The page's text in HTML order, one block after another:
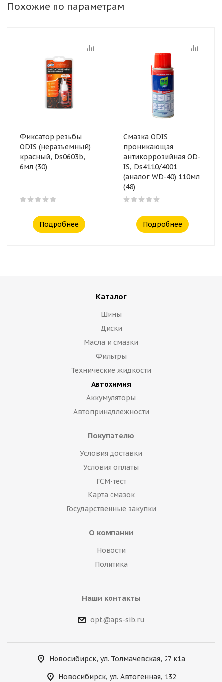
Похожие по параметрам
Фиксатор резьбы
ODIS (неразъемный)
красный, Ds0603b,
6мл (30)
Подробнее
Смазка ODIS
проникающая
антикоррозийная OD-
IS, Ds4110/4001
(аналог WD-40) 110мл
(48)
Подробнее
Каталог
Шины
Диски
Масла и смазки
Фильтры
Технические жидкости
Автохимия
Аккумуляторы
Автопринадлежности
Покупателю
Условия доставки
Условия оплаты
ГСМ-тест
Карта смазок
Государственные закупки
О компании
Новости
Политика
Наши контакты
opt@aps-sib.ru
Новосибирск, ул. Толмачевская, 27 к1а
Новосибирск, ул. Автогенная, 132